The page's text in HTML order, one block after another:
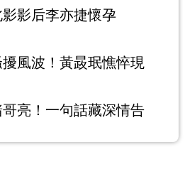
影后李亦捷懷孕
風波！黃晸珉憔悴現
亮！一句話藏深情告